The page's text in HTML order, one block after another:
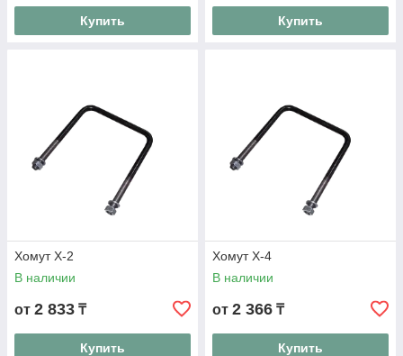
Купить Купить
Хомут Х-2
В наличии
от 2 833 ₸
Купить
Хомут Х-4
В наличии
от 2 366 ₸
Купить